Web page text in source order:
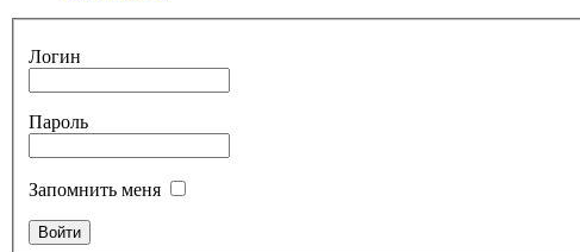
Логин
Пароль
Запомнить меня